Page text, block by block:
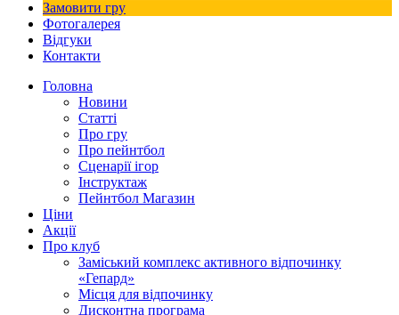
Замовити гру
Фотогалерея
Відгуки
Контакти
Головна
Новини
Статті
Про гру
Про пейнтбол
Сценарії ігор
Інструктаж
Пейнтбол Магазин
Ціни
Акції
Про клуб
Заміський комплекс активного відпочинку
«Гепард»
Місця для відпочинку
Дисконтна програма